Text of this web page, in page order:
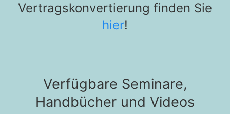
Vertragskonvertierung finden Sie
hier!
Verfügbare Seminare,
Handbücher und Videos